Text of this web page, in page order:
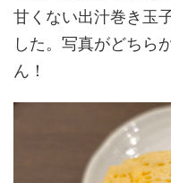
甘くない出汁巻き玉
した。写真がどちら
ん！